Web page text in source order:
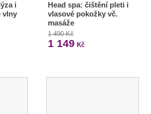
i
vlny
Head spa: čištění pleti i
vlasové pokožky vč.
masáže
1 490 Kč
1 149 Kč